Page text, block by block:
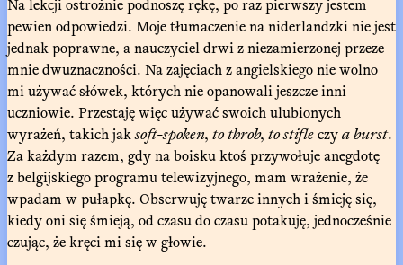
pewien odpowiedzi. Moje tłumaczenie na niderlandzki nie jest
jednak poprawne, a nauczyciel drwi z niezamierzonej przeze
mnie dwuznaczności. Na zajęciach z angielskiego nie wolno
mi używać słówek, których nie opanowali jeszcze inni
uczniowie. Przestaję więc używać swoich ulubionych
wyrażeń, takich jaksoft-spoken, to throb, to stifleczya burst.
Za każdym razem, gdy na boisku ktoś przywołuje anegdotę
z belgijskiego programu telewizyjnego, mam wrażenie, że
wpadam w pułapkę. Obserwuję twarze innych i śmieję się,
kiedy oni się śmieją, od czasu do czasu potakuję, jednocześnie
czując, że kręci mi się w głowie.